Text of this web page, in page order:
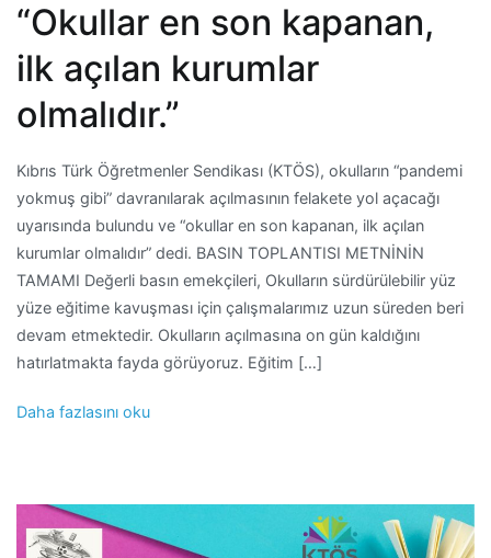
“Okullar en son kapanan,
ilk açılan kurumlar
olmalıdır.”
Kıbrıs Türk Öğretmenler Sendikası (KTÖS), okulların “pandemi
yokmuş gibi” davranılarak açılmasının felakete yol açacağı
uyarısında bulundu ve “okullar en son kapanan, ilk açılan
kurumlar olmalıdır” dedi. BASIN TOPLANTISI METNİNİN
TAMAMI Değerli basın emekçileri, Okulların sürdürülebilir yüz
yüze eğitime kavuşması için çalışmalarımız uzun süreden beri
devam etmektedir. Okulların açılmasına on gün kaldığını
hatırlatmakta fayda görüyoruz. Eğitim […]
Daha fazlasını oku